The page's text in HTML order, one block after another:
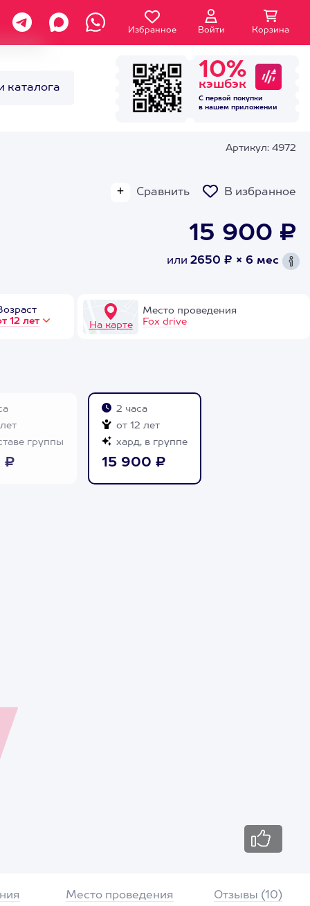
Избранное Войти Корзина
каталога
10%
кэшбэк
С первой покупки
в нашем приложении
Артикул: 4972
Сравнить В избранное
15 900 ₽
или 2650 ₽ × 6 мес
12 лет
На карте
Место проведения
Fox drive
группы
₽
2 часа
от 12 лет
хард, в группе
15 900 ₽
Место проведения Отзывы (10)